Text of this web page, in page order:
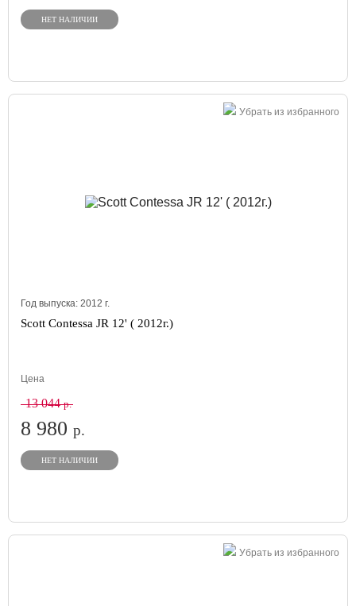
НЕТ НАЛИЧИИ
Убрать из избранного
Год выпуска: 2012 г.
Scott Contessa JR 12' ( 2012г.)
Цена
13 044р.
8 980 р.
НЕТ НАЛИЧИИ
Убрать из избранного